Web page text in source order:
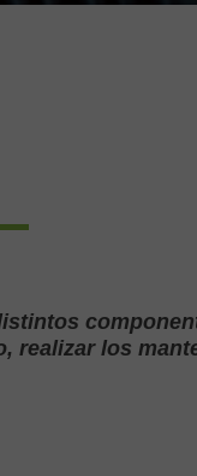
realizar los